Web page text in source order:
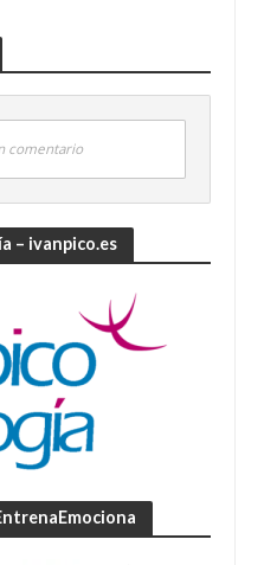
comentario
– ivanpico.es